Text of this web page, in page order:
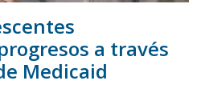
a través
Medicaid